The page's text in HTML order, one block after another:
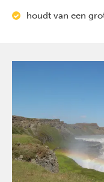
houdt van een